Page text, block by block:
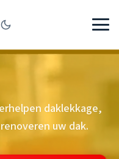
daklekkage,
uw dak.